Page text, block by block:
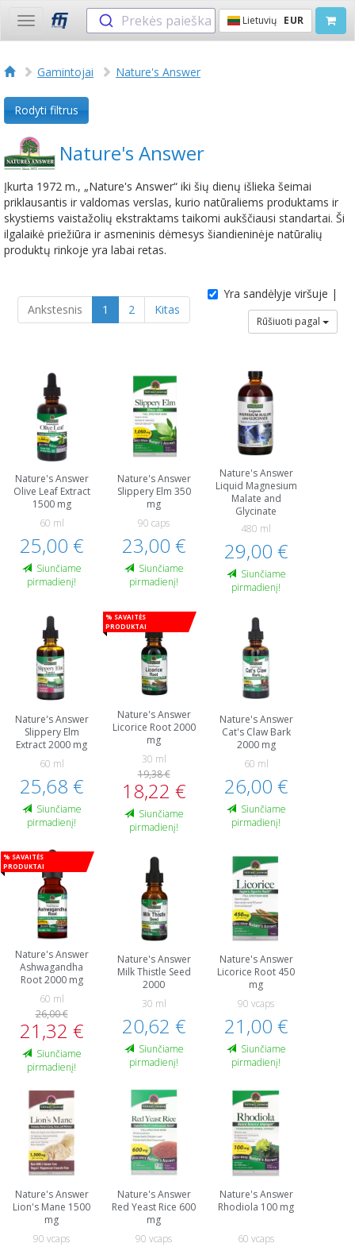
Toggle
navigation
Prekės paieška Lietuvių EUR
Gamintojai Nature's Answer
Rodyti filtrus
Nature's Answer
Įkurta 1972 m., „Nature's Answer“ iki šių dienų išlieka šeimai
priklausantis ir valdomas verslas, kurio natūraliems produktams ir
skystiems vaistažolių ekstraktams taikomi aukščiausi standartai. Ši
ilgalaikė priežiūra ir asmeninis dėmesys šiandieninėje natūralių
produktų rinkoje yra labai retas.
Ankstesnis 1 2 Kitas
Yra sandėlyje viršuje |
Rūšiuoti pagal
Nature's Answer
Olive Leaf Extract
1500 mg
60 ml
25,00 €
Siunčiame
pirmadienį!
Nature's Answer
Slippery Elm 350
mg
90 caps
23,00 €
Siunčiame
pirmadienį!
Nature's Answer
Liquid Magnesium
Malate and
Glycinate
480 ml
29,00 €
Siunčiame
pirmadienį!
Nature's Answer
Slippery Elm
Extract 2000 mg
60 ml
25,68 €
Siunčiame
pirmadienį!
% Savaitės
produktai
Nature's Answer
Licorice Root 2000
mg
30 ml
19,38 €
18,22 €
Siunčiame
pirmadienį!
Nature's Answer
Cat's Claw Bark
2000 mg
60 ml
26,00 €
Siunčiame
pirmadienį!
% Savaitės
produktai
Nature's Answer
Ashwagandha
Root 2000 mg
60 ml
26,00 €
21,32 €
Siunčiame
pirmadienį!
Nature's Answer
Milk Thistle Seed
2000
30 ml
20,62 €
Siunčiame
pirmadienį!
Nature's Answer
Licorice Root 450
mg
90 vcaps
21,00 €
Siunčiame
pirmadienį!
Nature's Answer
Lion's Mane 1500
mg
90 vcaps
Nature's Answer
Red Yeast Rice 600
mg
90 vcaps
Nature's Answer
Rhodiola 100 mg
60 vcaps